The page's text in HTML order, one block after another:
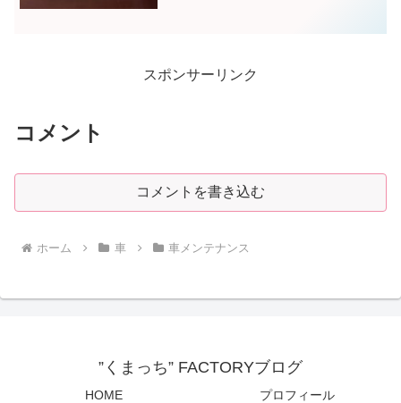
スポンサーリンク
コメント
コメントを書き込む
ホーム 車 車メンテナンス
”くまっち” FACTORYブログ
HOME
プロフィール